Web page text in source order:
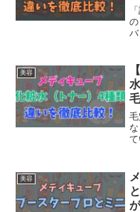
バ
美容
て
美容